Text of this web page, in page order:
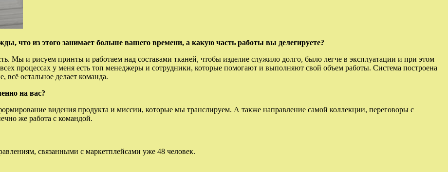
что из этого занимает больше вашего времени, а какую часть работы вы делегируете?
Мы и рисуем принты и работаем над составами тканей, чтобы изделие служило долго, было легче в эксплуатации и при этом
процессах у меня есть топ менеджеры и сотрудники, которые помогают и выполняют свой объем работы. Система построена
всё остальное делает команда.
на вас?
видения продукта и миссии, которые мы транслируем. А также направление самой коллекции, переговоры с
же работа с командой.
связанными с маркетплейсами уже 48 человек.